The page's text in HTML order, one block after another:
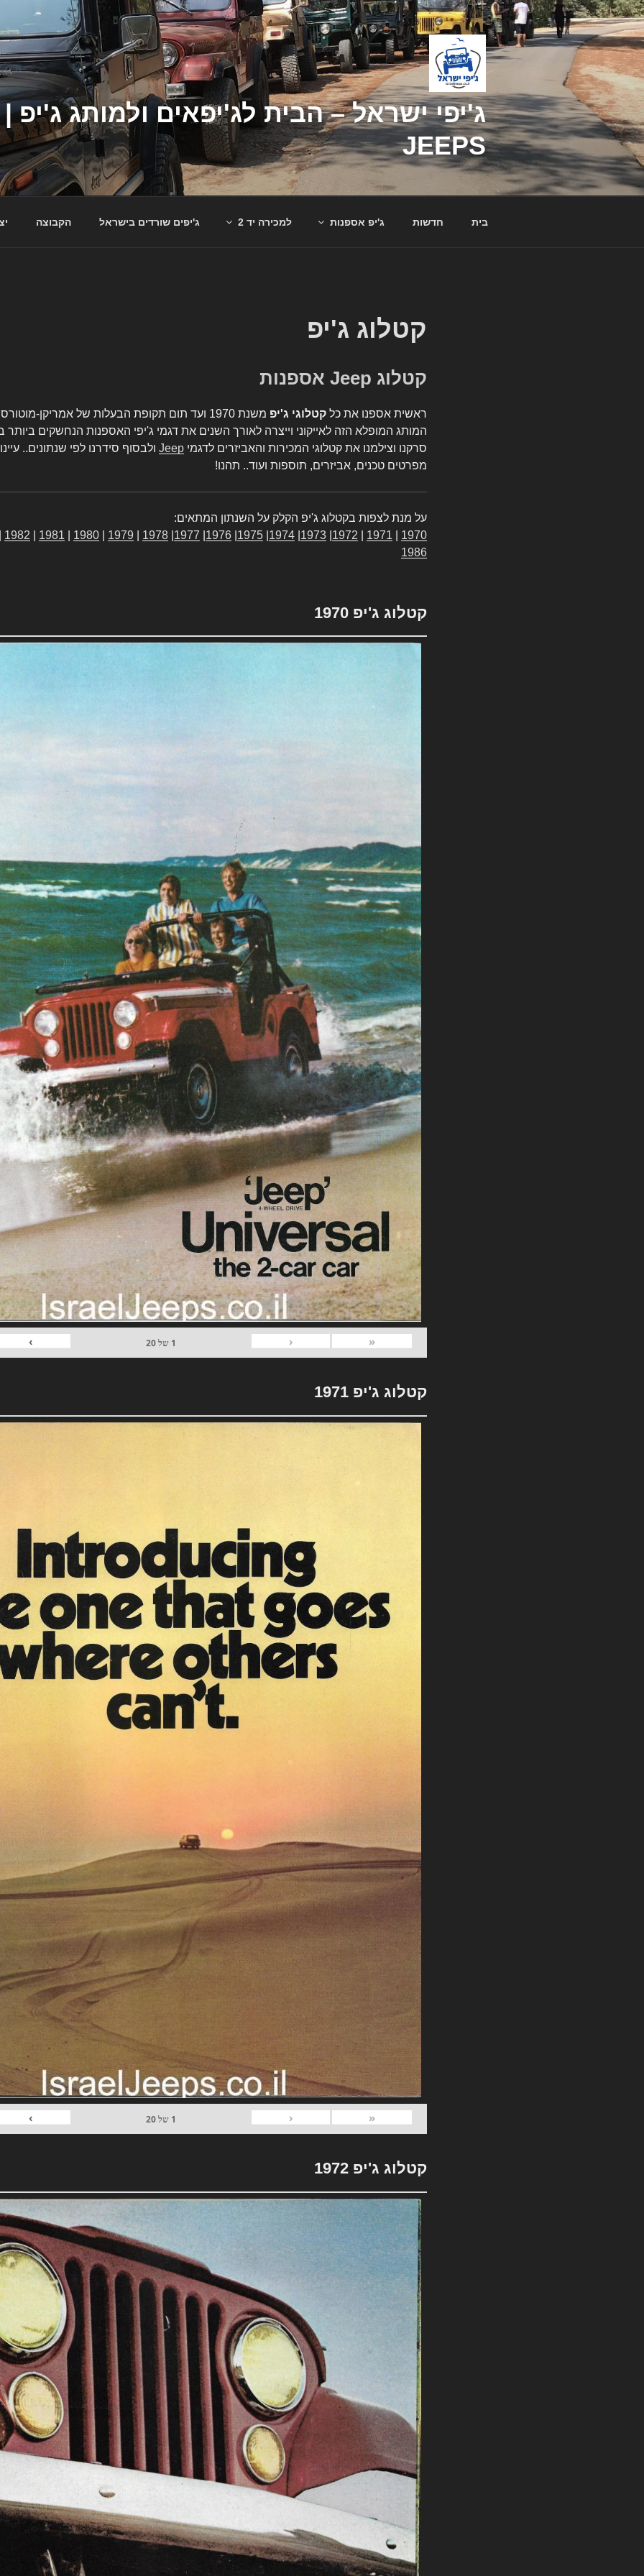
דילוג
לתוכן
JEEPS
בית חדשות ג'יפ אספנות למכירה יד 2 ג'יפים שורדים בישראל הקבוצה
קטלוג ג'יפ
קטלוג Jeep אספנות
ראשית אספנו את כל קטלוגי ג'יפ
משנת 1970 ועד תום תקופת הבעלות של אמריקן-
המותג המופלא הזה לאייקוני וייצרה לאורך השנים את דגמי ג'יפי האספנות הנחשקים
סרקנו וצילמנו את קטלוגי המכירות והאביזרים לדגמי Jeep ולבסוף סידרנו לפי שנתונים..
מפרטים טכנים, אביזרים, תוספות ועוד.. תהנו!
על מנת לצפות בקטלוג ג'יפ הקלק על השנתון המתאים:
1970
1971
1972
1973
1974
1975
1976
1977
1978
1979
1980
1981
1982
1986
קטלוג ג'יפ 1970
«
‹
1 של20
›
קטלוג ג'יפ 1971
«
‹
1 של20
›
קטלוג ג'יפ 1972